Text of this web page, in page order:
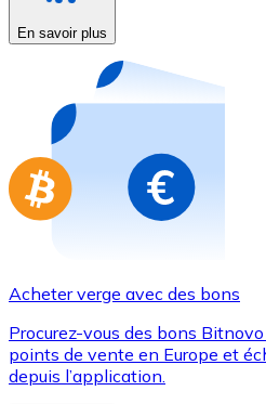
Nouveau
Achetez des cartes-
Aller à la boutique de
En savoir plus
Acheter verge avec des bons
Procurez-vous des bons
points de vente en Europe et
depuis l’application.